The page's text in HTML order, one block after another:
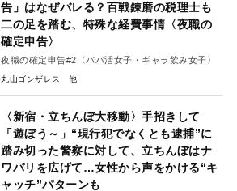
告」はなぜバレる？百戦錬磨の税理士も
二の足を踏む、特殊な経費事情〈夜職の
確定申告〉
夜職の確定申告#2〈パパ活女子・ギャラ飲み女子〉
丸山ゴンザレス
〈新宿・立ちんぼ大移動〉手招きして
「遊ぼう～」“現行犯でなくとも逮捕”に
踏み切った警察に対して、立ちんぼはナ
ワバリを広げて…女性から声をかける“キ
ャッチ”パターンも